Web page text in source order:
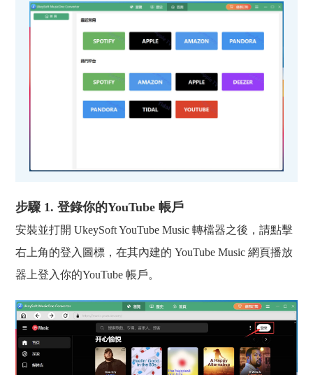
步驟 1. 登錄你的YouTube 帳戶
安裝並打開 UkeySoft YouTube Music 轉檔器之後，請點擊
右上角的登入圖標，在其內建的 YouTube Music 網頁播放
器上登入你的YouTube 帳戶。